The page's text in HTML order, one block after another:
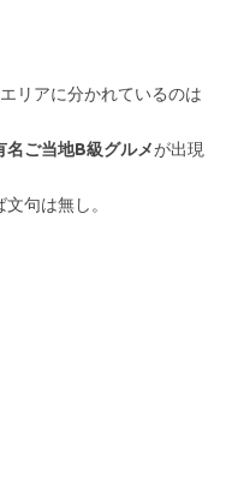
リアに分かれているのは
名ご当地B級グルメが出現
句は無し。